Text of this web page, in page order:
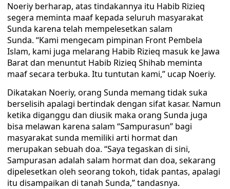
Noeriy berharap, atas tindakannya itu Habib Rizieq
segera meminta maaf kepada seluruh masyarakat
Sunda karena telah mempelesetkan salam
Sunda. “Kami mengecam pimpinan Front Pembela
Islam, kami juga melarang Habib Rizieq masuk ke Jawa
Barat dan menuntut Habib Rizieq Shihab meminta
maaf secara terbuka. Itu tuntutan kami,” ucap Noeriy.
Dikatakan Noeriy, orang Sunda memang tidak suka
berselisih apalagi bertindak dengan sifat kasar. Namun
ketika diganggu dan diusik maka orang Sunda juga
bisa melawan karena salam “Sampurasun” bagi
masyarakat sunda memiliki arti hormat dan
merupakan sebuah doa. “Saya tegaskan di sini,
Sampurasan adalah salam hormat dan doa, sekarang
dipelesetkan oleh seorang tokoh, tidak pantas, apalagi
itu disampaikan di tanah Sunda,” tandasnya.